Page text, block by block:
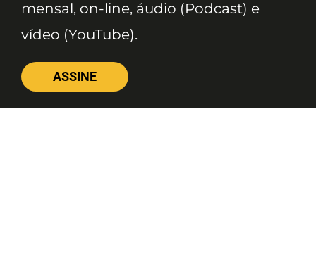
mensal, on-line, áudio (Podcast) e
vídeo (YouTube).
ASSINE